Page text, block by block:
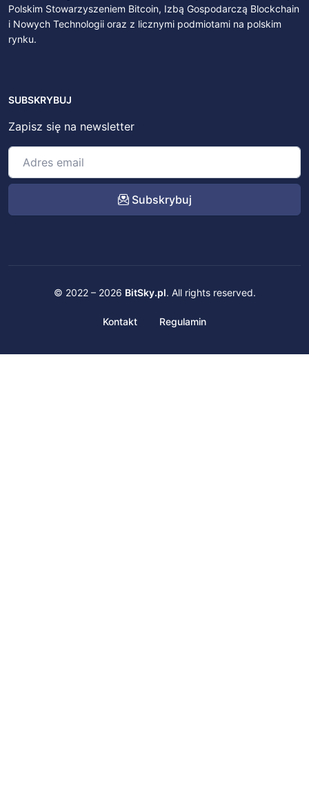
Polskim Stowarzyszeniem Bitcoin, Izbą Gospodarczą Blockchain
i Nowych Technologii oraz z licznymi podmiotami na polskim
rynku.
SUBSKRYBUJ
Zapisz się na newsletter
Subskrybuj
© 2022 – 2026 BitSky.pl. All rights reserved.
Kontakt Regulamin